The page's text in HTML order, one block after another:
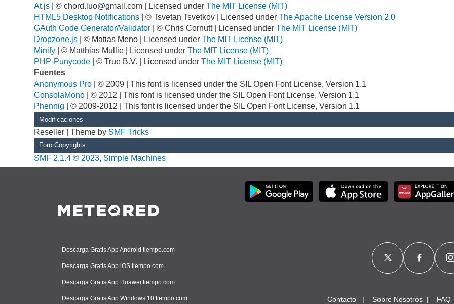
At.js | ©chord.luo@gmail.com | Licensed underThe MIT License (MIT)
HTML5 Desktop Notifications | © Tsvetan Tsvetkov | Licensed underThe Apache License Version 2.0
GAuth Code Generator/Validator | © Chris Cornutt | Licensed underThe MIT License (MIT)
Dropzone.js | © Matias Meno | Licensed underThe MIT License (MIT)
Minify | © Matthias Mullie | Licensed underThe MIT License (MIT)
PHP-Punycode | © True B.V. | Licensed underThe MIT License (MIT)
Fuentes
Anonymous Pro | © 2009 | This font is licensed under the SIL Open Font License, Version 1.1
ConsolaMono | © 2012 | This font is licensed under the SIL Open Font License, Version 1.1
Phennig | © 2009-2012 | This font is licensed under the SIL Open Font License, Version 1.1
Modificaciones
Reseller | Theme by SMF Tricks
Foro Copyrights
SMF 2.1.4 © 2023, Simple Machines
Descarga Gratis App Android tiempo.com
Descarga Gratis App iOS tiempo.com
Descarga Gratis App Huawei tiempo.com
Descarga Gratis App Windows 10 tiempo.com Contacto Sobre Nosotros FAQ